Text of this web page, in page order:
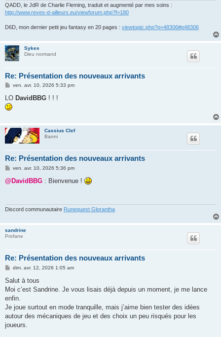
QADD, le JdR de Charlie Fleming, traduit et augmenté par mes soins :
http://www.reves-d-ailleurs.eu/viewforum.php?f=180
D6D, mon dernier petit jeu fantasy en 20 pages : viewtopic.php?p=48306#p48306
Sykes
Dieu normand
Re: Présentation des nouveaux arrivants
M
s
s
a
ven. avr. 10, 2026 5:33 pm
LO DavidBBG ! ! !
Cassius Clef
Banni
Re: Présentation des nouveaux arrivants
M
s
ven. avr. 10, 2026 5:36 pm
@DavidBBG : Bienvenue !
Discord communautaire Runequest Glorantha
sandrine
Profane
Re: Présentation des nouveaux arrivants
M
s
a
g
dim. avr. 12, 2026 1:05 am
Salut à tous
Moi c’est Sandrine. Je vous lisais déjà depuis un moment, je me lance
enfin.
Je joue surtout en mode tranquille, mais j’aime bien tester des idées
autour des mécaniques de jeu et des choix un peu risqués pour les
joueurs.